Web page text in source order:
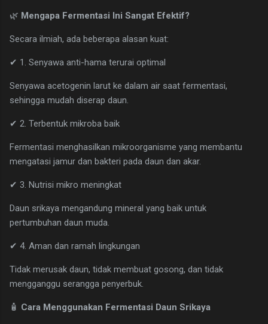
🌿 Mengapa Fermentasi Ini Sangat Efektif?
Secara ilmiah, ada beberapa alasan kuat:
✔ 1. Senyawa anti-hama terurai optimal
Senyawa acetogenin larut ke dalam air saat fermentasi,
sehingga mudah diserap daun.
✔ 2. Terbentuk mikroba baik
Fermentasi menghasilkan mikroorganisme yang membantu
mengatasi jamur dan bakteri pada daun dan akar.
✔ 3. Nutrisi mikro meningkat
Daun srikaya mengandung mineral yang baik untuk
pertumbuhan daun muda.
✔ 4. Aman dan ramah lingkungan
Tidak merusak daun, tidak membuat gosong, dan tidak
mengganggu serangga penyerbuk.
🧴 Cara Menggunakan Fermentasi Daun Srikaya